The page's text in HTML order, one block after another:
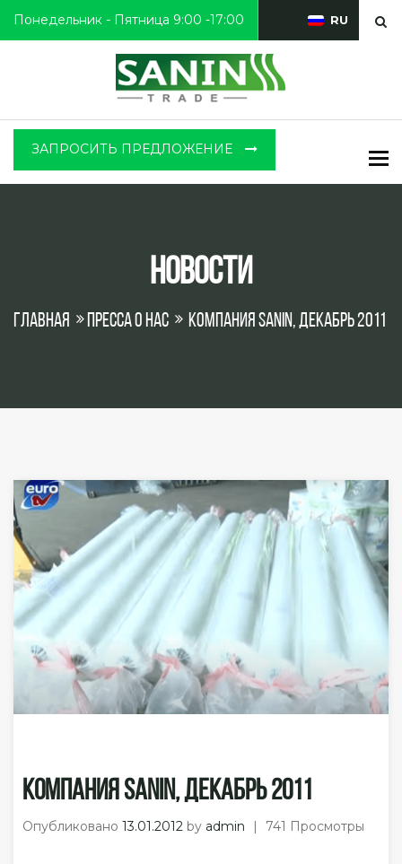
Понедельник - Пятница 9:00 -17:00 RU
ЗАПРОСИТЬ ПРЕДЛОЖЕНИЕ
Новости
Главная Пресса о нас Компания SANIN, декабрь 2011
Компания SANIN, Декабрь 2011
Опубликовано 13.01.2012 by admin | 741 Просмотры